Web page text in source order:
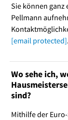
Sie können ganz
Pellmann
[email protected].
Wo sehe ich,
sind?
Mithilfe der